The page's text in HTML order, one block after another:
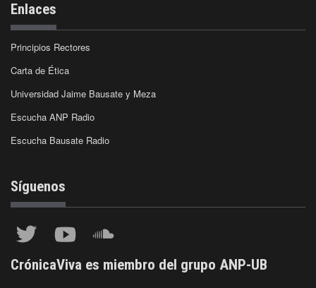
Enlaces
Principios Rectores
Carta de Ética
Universidad Jaime Bausate y Meza
Escucha ANP Radio
Escucha Bausate Radio
Síguenos
CrónicaViva es miembro del grupo ANP-UB